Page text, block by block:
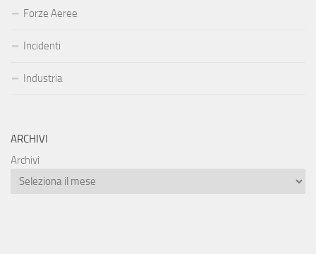
Forze Aeree
Incidenti
Industria
ARCHIVI
Archivi